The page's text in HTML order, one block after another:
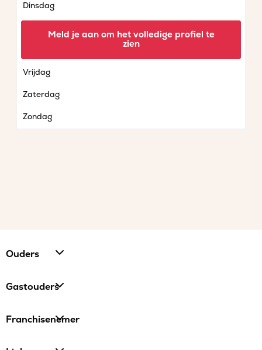
Dinsdag
Vrijdag
Zaterdag
Zondag
Meld je aan om het volledige profiel te
zien
Ouders
Gastouders
Franchisenemer